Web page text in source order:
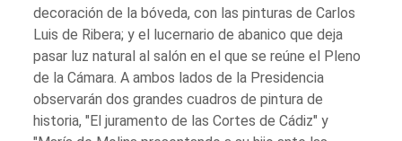
decoración de la bóveda, con las pinturas de Carlos
Luis de Ribera; y el lucernario de abanico que deja
pasar luz natural al salón en el que se reúne el Pleno
de la Cámara. A ambos lados de la Presidencia
observarán dos grandes cuadros de pintura de
historia, "El juramento de las Cortes de Cádiz" y